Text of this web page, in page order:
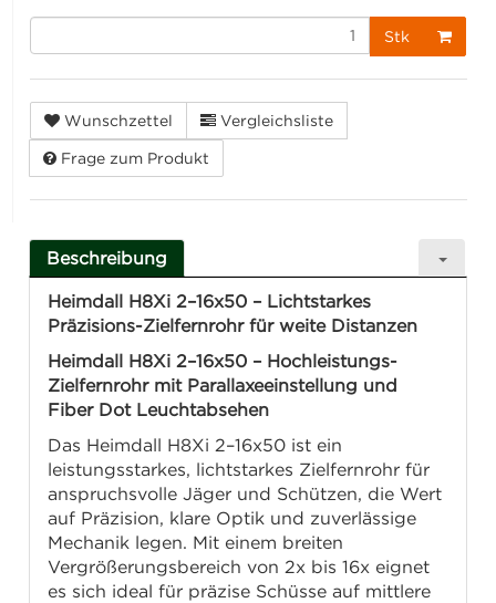
Stk
Wunschzettel Vergleichsliste
Frage zum Produkt
Beschreibung
Heimdall H8Xi 2–16x50 – Lichtstarkes
Präzisions-Zielfernrohr für weite Distanzen
Heimdall H8Xi 2–16x50 – Hochleistungs-
Zielfernrohr mit Parallaxeeinstellung und
Fiber Dot Leuchtabsehen
Das Heimdall H8Xi 2–16x50 ist ein
leistungsstarkes, lichtstarkes Zielfernrohr für
anspruchsvolle Jäger und Schützen, die Wert
auf Präzision, klare Optik und zuverlässige
Mechanik legen. Mit einem breiten
Vergrößerungsbereich von 2x bis 16x eignet
es sich ideal für präzise Schüsse auf mittlere